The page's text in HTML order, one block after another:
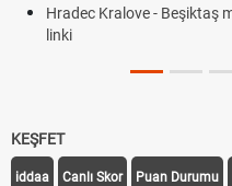
Hradec Kralove - Beşiktaş
linki
KEŞFET
iddaa Canlı Skor Puan Durumu